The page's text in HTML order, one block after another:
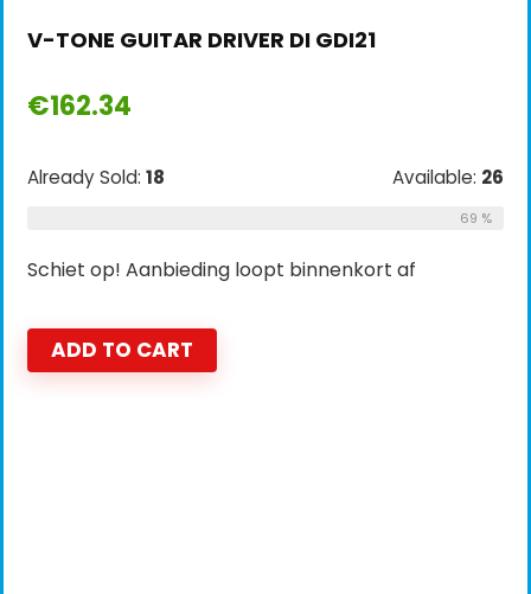
V-TONE GUITAR DRIVER DI GDI21
€162.34
Already Sold: 18 Available: 26
69 %
Schiet op! Aanbieding loopt binnenkort af
ADD TO CART